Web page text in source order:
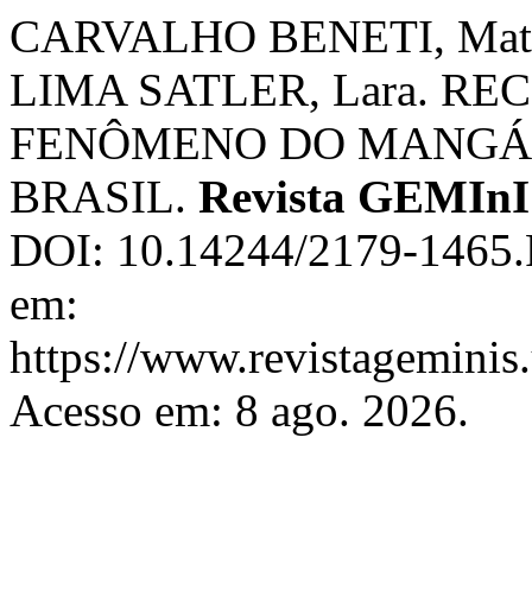
CARVALHO BENETI,
LIMA SATLER, Lara.
FENÔMENO DO
BRASIL. Revista
DOI: 10.14244/2179-
em:
https://
Acesso em: 8 ago. 2026.